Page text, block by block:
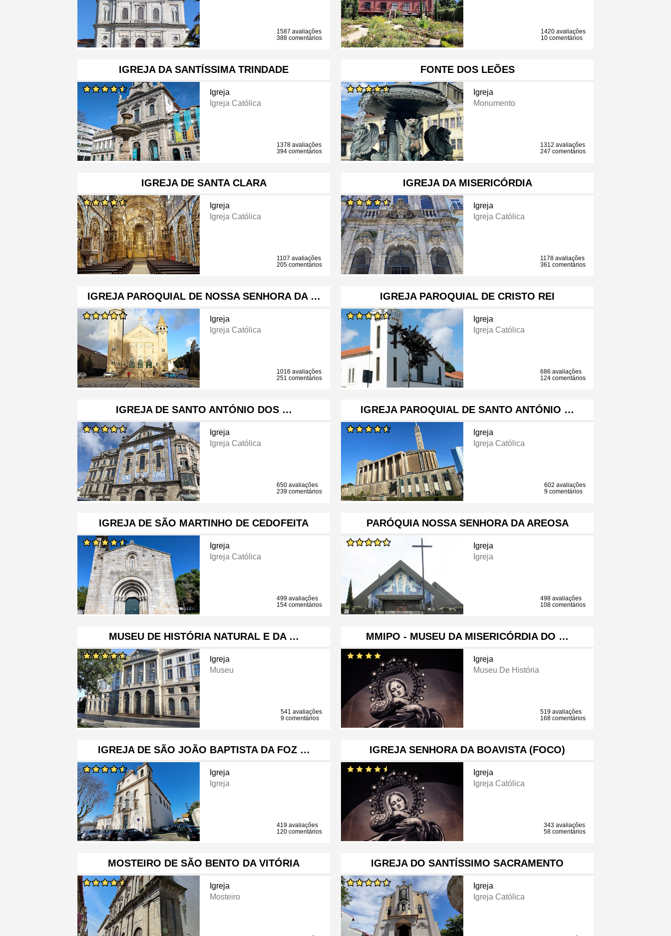
1587 avaliações
388 comentários
1420 avaliações
10 comentários
IGREJA DA SANTÍSSIMA TRINDADE
Igreja
Igreja Católica
1378 avaliações
394 comentários
FONTE DOS LEÕES
Igreja
Monumento
1312 avaliações
247 comentários
IGREJA DE SANTA CLARA
Igreja
Igreja Católica
1107 avaliações
205 comentários
IGREJA DA MISERICÓRDIA
Igreja
Igreja Católica
1178 avaliações
361 comentários
IGREJA PAROQUIAL DE NOSSA SENHORA DA …
Igreja
Igreja Católica
1016 avaliações
251 comentários
IGREJA PAROQUIAL DE CRISTO REI
Igreja
Igreja Católica
686 avaliações
124 comentários
IGREJA DE SANTO ANTÓNIO DOS …
Igreja
Igreja Católica
650 avaliações
239 comentários
IGREJA PAROQUIAL DE SANTO ANTÓNIO …
Igreja
Igreja Católica
602 avaliações
9 comentários
IGREJA DE SÃO MARTINHO DE CEDOFEITA
Igreja
Igreja Católica
499 avaliações
154 comentários
PARÓQUIA NOSSA SENHORA DA AREOSA
Igreja
Igreja
498 avaliações
108 comentários
MUSEU DE HISTÓRIA NATURAL E DA …
Igreja
Museu
541 avaliações
9 comentários
MMIPO - MUSEU DA MISERICÓRDIA DO …
Igreja
Museu De História
519 avaliações
168 comentários
IGREJA DE SÃO JOÃO BAPTISTA DA FOZ …
Igreja
Igreja
419 avaliações
120 comentários
IGREJA SENHORA DA BOAVISTA (FOCO)
Igreja
Igreja Católica
343 avaliações
58 comentários
MOSTEIRO DE SÃO BENTO DA VITÓRIA
Igreja
Mosteiro
IGREJA DO SANTÍSSIMO SACRAMENTO
Igreja
Igreja Católica